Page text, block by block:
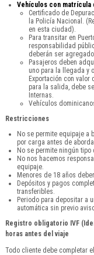
Vehículos con matrícula
Certificado de
la Policía Nacional.
en esta ciudad).
Para transitar en
responsabilidad
deberán ser
Pasajeros deben
uno para la llegada y
Exportación con
para la salida, debe
Internas.
Vehículos
Restricciones
No se permite equipaje a
por carga antes de
No se permite ningún
No nos hacemos
equipaje.
Menores de 18 años
Depósitos y pagos
transferibles.
Periodo para depositar a
automática sin previo
Registro obligatorio IVF
horas antes del viaje
Todo cliente debe completar